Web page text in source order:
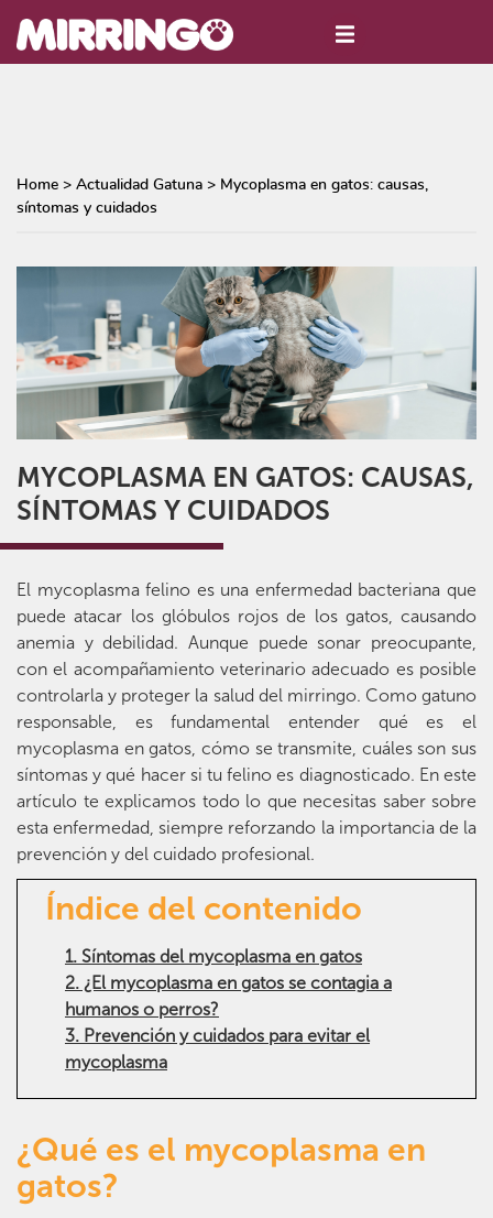
Home > Actualidad Gatuna > Mycoplasma en gatos: causas,
síntomas y cuidados
MYCOPLASMA EN GATOS: CAUSAS,
SÍNTOMAS Y CUIDADOS
El mycoplasma felino es una enfermedad bacteriana que
puede atacar los glóbulos rojos de los gatos, causando
anemia y debilidad. Aunque puede sonar preocupante,
con el acompañamiento veterinario adecuado es posible
controlarla y proteger la salud del mirringo. Como gatuno
responsable, es fundamental entender qué es el
mycoplasma en gatos, cómo se transmite, cuáles son sus
síntomas y qué hacer si tu felino es diagnosticado. En este
artículo te explicamos todo lo que necesitas saber sobre
esta enfermedad, siempre reforzando la importancia de la
prevención y del cuidado profesional.
Índice del contenido
1. Síntomas del mycoplasma en gatos
2. ¿El mycoplasma en gatos se contagia a
humanos o perros?
3. Prevención y cuidados para evitar el
mycoplasma
¿Qué es el mycoplasma en
gatos?